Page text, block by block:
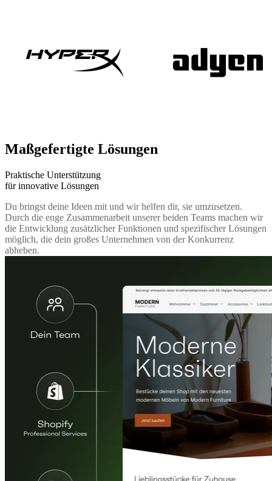
Maßgefertigte Lösungen
Praktische Unterstützung
für innovative Lösungen
Du bringst deine Ideen mit und wir helfen dir, sie umzusetzen.
Durch die enge Zusammenarbeit unserer beiden Teams machen wir
die Entwicklung zusätzlicher Funktionen und spezifischer Lösungen
möglich, die dein großes Unternehmen von der Konkurrenz
abheben.